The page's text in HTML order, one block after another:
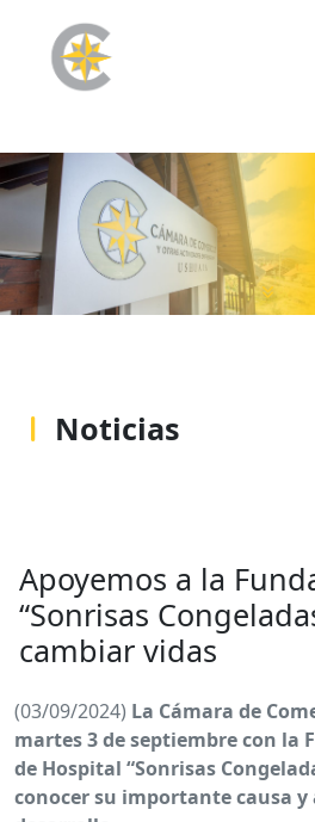
Noticias
Apoyemos a la
“Sonrisas
cambiar vidas
(03/09/2024) La Cámara de
martes 3 de septiembre con la
de Hospital “Sonrisas
conocer su importante causa y